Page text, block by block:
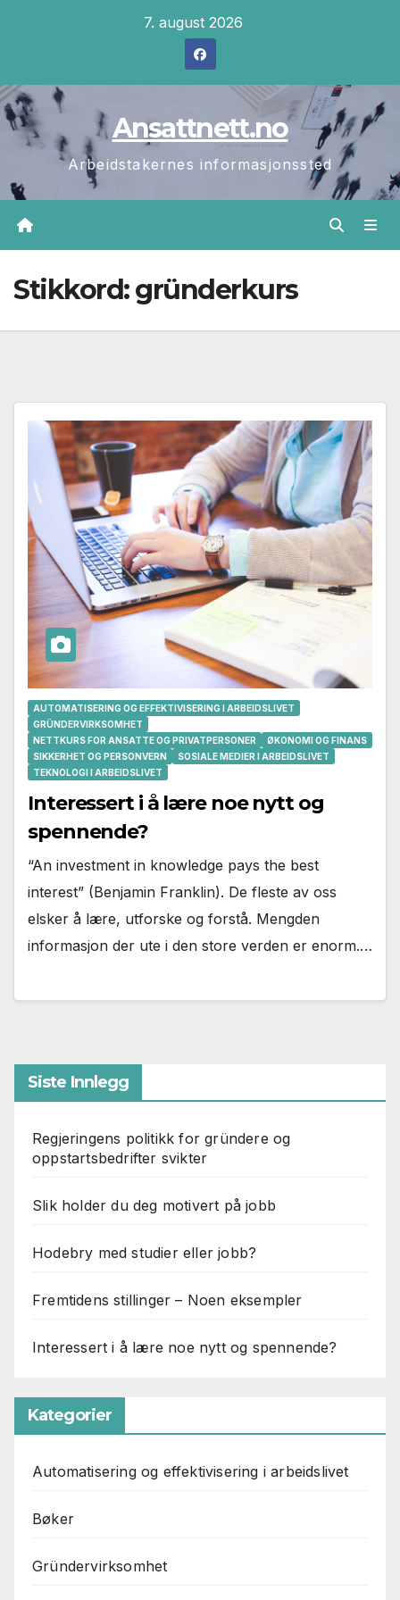
7. august 2026
Ansattnett.no
Arbeidstakernes informasjonssted
Stikkord:gründerkurs
AUTOMATISERING OG EFFEKTIVISERING I ARBEIDSLIVET
GRÜNDERVIRKSOMHET
NETTKURS FOR ANSATTE OG PRIVATPERSONER
ØKONOMI OG FINANS
SIKKERHET OG PERSONVERN
SOSIALE MEDIER I ARBEIDSLIVET
TEKNOLOGI I ARBEIDSLIVET
Interessert i å lære noe nytt og
spennende?
“An investment in knowledge pays the best
interest” (Benjamin Franklin). De fleste av oss
elsker å lære, utforske og forstå. Mengden
informasjon der ute i den store verden er enorm.…
Siste Innlegg
Regjeringens politikk for gründere og
oppstartsbedrifter svikter
Slik holder du deg motivert på jobb
Hodebry med studier eller jobb?
Fremtidens stillinger – Noen eksempler
Interessert i å lære noe nytt og spennende?
Kategorier
Automatisering og effektivisering i arbeidslivet
Bøker
Gründervirksomhet